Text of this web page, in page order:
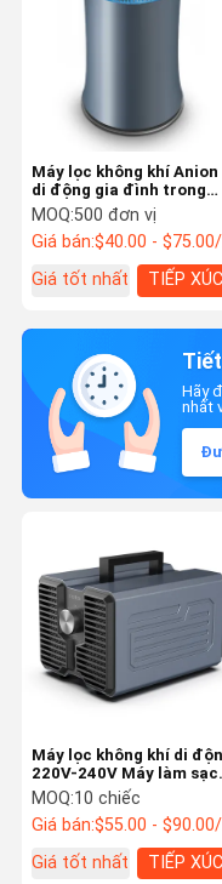
Máy lọc không khí Anion
di động gia đình trong
nhà Độ ồn thấp 100-240V
24W
MOQ:500 đơn vị
Giá bán:$40.00 - $75.00/Units
Giá tốt nhất
TIẾP XÚC
Hãy
nhất
Máy lọc không khí di
220V-240V Máy làm
không khí với máy tạo
ôzôn mạnh mẽ
MOQ:10 chiếc
Giá bán:$55.00 - $90.00/Units
Giá tốt nhất
TIẾP XÚC